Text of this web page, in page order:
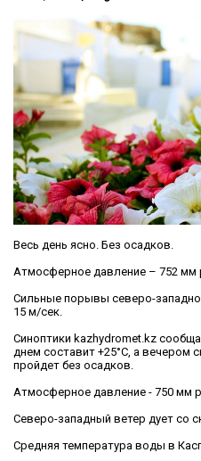
Весь день ясно. Без осадков.
Атмосферное давление – 752 мм
Сильные порывы северо-
15 м/сек.
Синоптики kazhydromet.kz
днем составит +25°C, а вечером
пройдет без осадков.
Атмосферное давление - 750 мм
Северо-западный ветер дует со
Средняя температура воды в